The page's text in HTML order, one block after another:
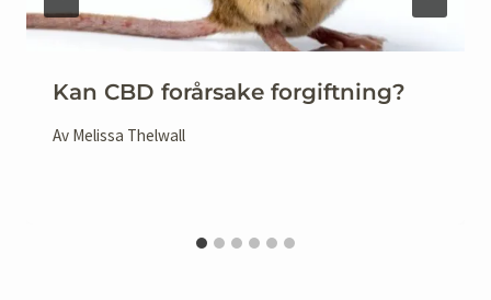
Kan CBD forårsake forgiftning?
Av Melissa Thelwall